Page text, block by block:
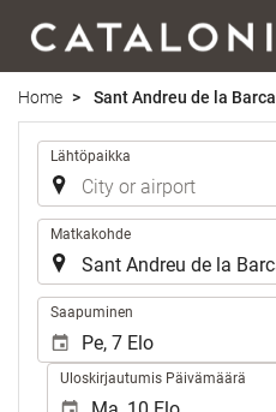
Home Sant Andreu de la Barca
Reitti
Lähtöpaikka
Matkakohde
Saapuminen
Uloskirjautumis Päivämäärä